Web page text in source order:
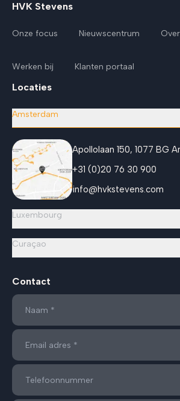
HVK Stevens
Onze focus Nieuwscentrum
Werken bij Klanten portaal
Locaties
Amsterdam
Apollolaan 150, 1077 BG
+31 (0)20 76 30 900
info@hvkstevens.com
Luxembourg
Curaçao
Contact